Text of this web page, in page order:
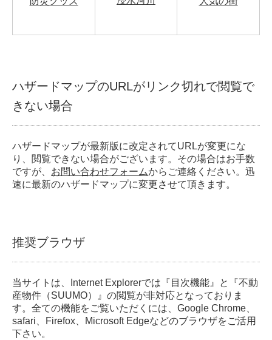
ハザードマップのURLがリンク切れで閲覧で
きない場合
ハザードマップが最新版に改定されてURLが変更にな
り、閲覧できない場合がございます。その場合はお手数
ですが、 お問い合わせフォームからご連絡ください。迅
速に最新のハザードマップに変更させて頂きます。
推奨ブラウザ
当サイトは、Internet Explorerでは『目次機能』と『不動
産物件（SUUMO）』の閲覧が非対応となっておりま
す。全ての機能をご覧いただくには、Google Chrome、
safari、Firefox、Microsoft Edgeなどのブラウザをご活用
下さい。